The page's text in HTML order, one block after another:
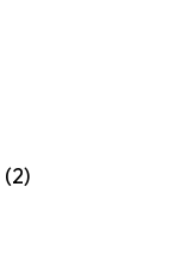
(2)